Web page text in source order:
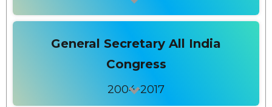
General Secretary All India
Congress
2004-2017